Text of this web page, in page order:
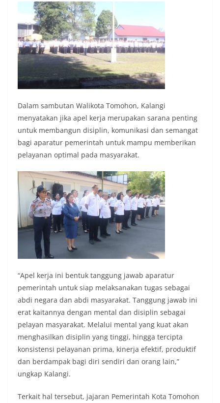
Dalam sambutan Walikota Tomohon, Kalangi
menyatakan jika apel kerja merupakan sarana penting
untuk membangun disiplin, komunikasi dan semangat
bagi aparatur pemerintah untuk mampu memberikan
pelayanan optimal pada masyarakat.
“​Apel kerja ini bentuk tanggung jawab aparatur
pemerintah untuk siap melaksanakan tugas sebagai
abdi negara dan abdi masyarakat. Tanggung jawab ini
erat kaitannya dengan mental dan disiplin sebagai
pelayan masyarakat. Melalui mental yang kuat akan
menghasilkan disiplin yang tinggi, hingga tercipta
konsistensi pelayanan prima, kinerja efektif, produktif
dan berdampak bagi diri sendiri dan orang lain,”
ungkap Kalangi.
Terkait hal tersebut, jajaran Pemerintah Kota Tomohon